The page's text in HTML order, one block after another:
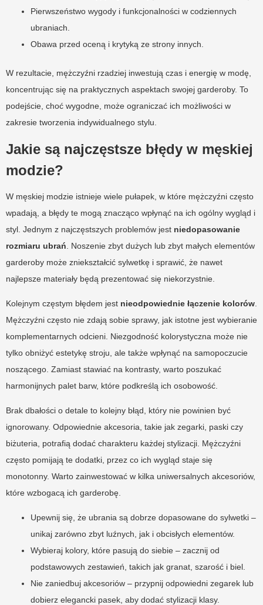
Pierwszeństwo wygody i funkcjonalności w codziennych
ubraniach.
Obawa przed oceną i krytyką ze strony innych.
W rezultacie, mężczyźni rzadziej inwestują czas i energię w modę,
koncentrując się na praktycznych aspektach swojej garderoby. To
podejście, choć wygodne, może ograniczać ich możliwości w
zakresie tworzenia indywidualnego stylu.
Jakie są najczęstsze błędy w męskiej
modzie?
W męskiej modzie istnieje wiele pułapek, w które mężczyźni często
wpadają, a błędy te mogą znacząco wpłynąć na ich ogólny wygląd i
styl. Jednym z najczęstszych problemów jest niedopasowanie
rozmiaru ubrań . Noszenie zbyt dużych lub zbyt małych elementów
garderoby może zniekształcić sylwetkę i sprawić, że nawet
najlepsze materiały będą prezentować się niekorzystnie.
Kolejnym częstym błędem jest nieodpowiednie łączenie kolorów
Mężczyźni często nie zdają sobie sprawy, jak istotne jest wybieranie
komplementarnych odcieni. Niezgodność kolorystyczna może nie
tylko obniżyć estetykę stroju, ale także wpłynąć na samopoczucie
noszącego. Zamiast stawiać na kontrasty, warto poszukać
harmonijnych palet barw, które podkreślą ich osobowość.
Brak dbałości o detale to kolejny błąd, który nie powinien być
ignorowany. Odpowiednie akcesoria, takie jak zegarki, paski czy
biżuteria, potrafią dodać charakteru każdej stylizacji. Mężczyźni
często pomijają te dodatki, przez co ich wygląd staje się
monotonny. Warto zainwestować w kilka uniwersalnych akcesoriów,
które wzbogacą ich garderobę.
Upewnij się, że ubrania są dobrze dopasowane do sylwetki –
unikaj zarówno zbyt luźnych, jak i obcisłych elementów.
Wybieraj kolory, które pasują do siebie – zacznij od
podstawowych zestawień, takich jak granat, szarość i biel.
Nie zaniedbuj akcesoriów – przypnij odpowiedni zegarek lub
dobierz elegancki pasek, aby dodać stylizacji klasy.